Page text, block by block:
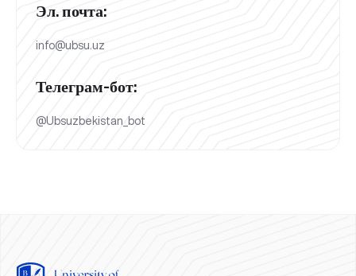
Эл. почта:
info@ubsu.uz
Телеграм-бот:
@Ubsuzbekistan_bot